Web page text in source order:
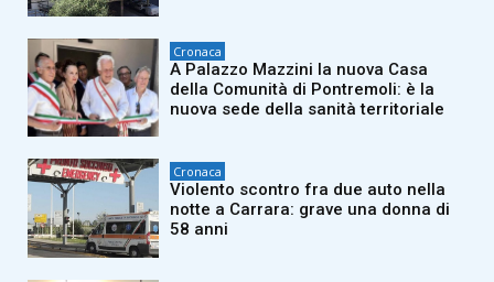
Cronaca
A Palazzo Mazzini la nuova Casa
della Comunità di Pontremoli: è la
nuova sede della sanità territoriale
Cronaca
Violento scontro fra due auto nella
notte a Carrara: grave una donna di
58 anni